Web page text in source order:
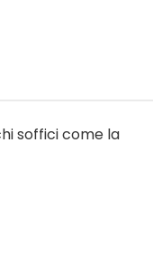
soffici come la